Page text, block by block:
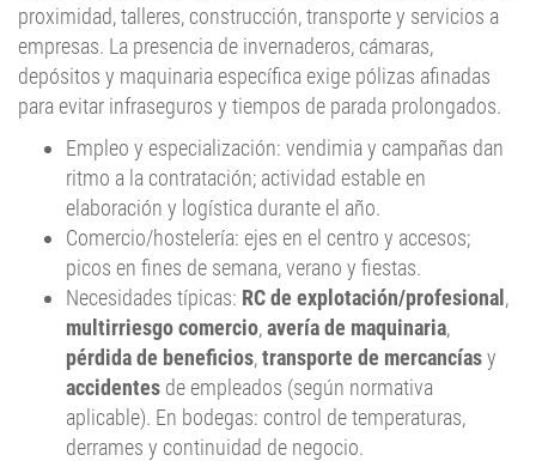
proximidad, talleres, construcción, transporte y servicios a
empresas. La presencia de invernaderos, cámaras,
depósitos y maquinaria específica exige pólizas afinadas
para evitar infraseguros y tiempos de parada prolongados.
Empleo y especialización: vendimia y campañas dan
ritmo a la contratación; actividad estable en
elaboración y logística durante el año.
Comercio/hostelería: ejes en el centro y accesos;
picos en fines de semana, verano y fiestas.
Necesidades típicas: RC de explotación/profesional ,
multirriesgo comercio,avería de maquinaria,
pérdida de beneficios,transporte de mercancíasy
accidentes de empleados (según normativa
aplicable). En bodegas: control de temperaturas,
derrames y continuidad de negocio.